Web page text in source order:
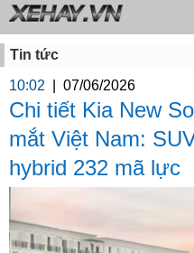
Tin tức
10:02
07/06/2026
Chi tiết Kia New
mắt Việt Nam:
hybrid 232 mã lực